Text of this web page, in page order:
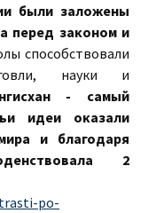
были заложены
перед законом и
способствовали
науки и
- самый
идеи оказали
и благодаря
2
po-